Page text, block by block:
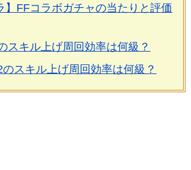
】FFコラボガチャの当たりと評価
スキル上げ周回効率は何級？
スキル上げ周回効率は何級？